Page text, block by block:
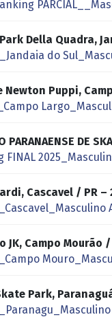
Della Quadra,
do
Puppi,
PARANAENSE DE
Cascavel / PR –
Campo Mourão /
Park, Paranaguá